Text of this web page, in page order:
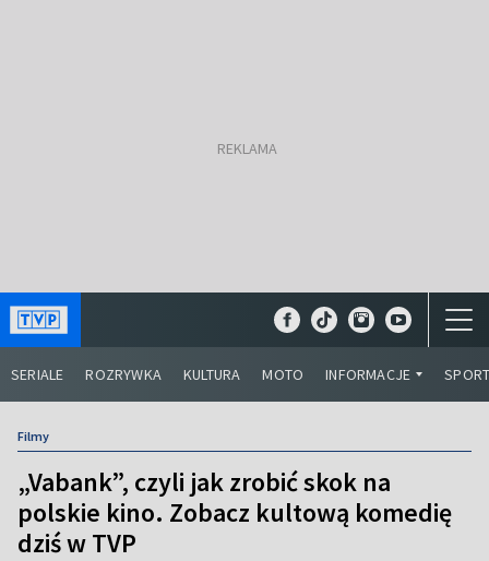
SERIALE ROZRYWKA KULTURA MOTO INFORMACJE
Filmy
„Vabank”, czyli jak zrobić skok na
polskie kino. Zobacz kultową komedię
dziś w TVP